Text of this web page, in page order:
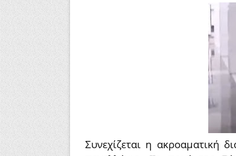
Συνεχίζεται η ακροαματική